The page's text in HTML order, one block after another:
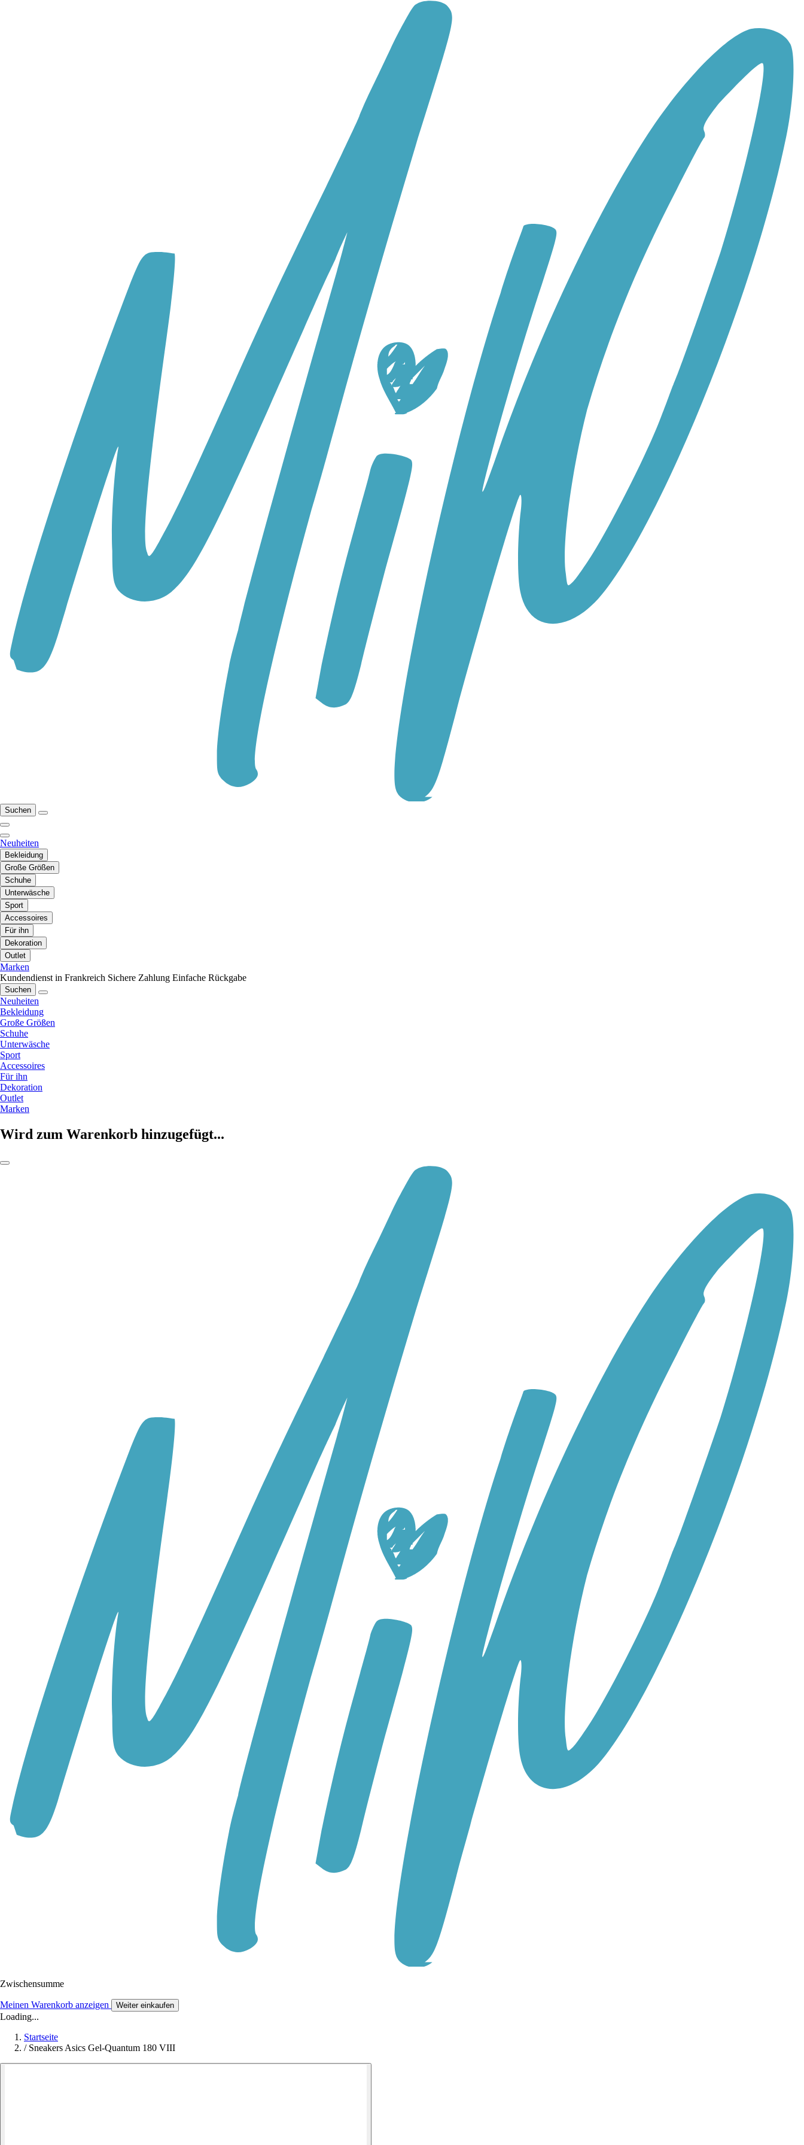
Suchen
Neuheiten
Bekleidung
Große Größen
Schuhe
Unterwäsche
Sport
Accessoires
Für ihn
Dekoration
Outlet
Marken
Kundendienst in Frankreich Sichere Zahlung Einfache Rückgabe
Suchen
Neuheiten
Bekleidung
Große Größen
Schuhe
Unterwäsche
Sport
Accessoires
Für ihn
Dekoration
Outlet
Marken
Wird zum Warenkorb hinzugefügt...
Zwischensumme
Meinen Warenkorb anzeigen Weiter einkaufen
Loading...
Startseite
/ Sneakers Asics Gel-Quantum 180 VIII